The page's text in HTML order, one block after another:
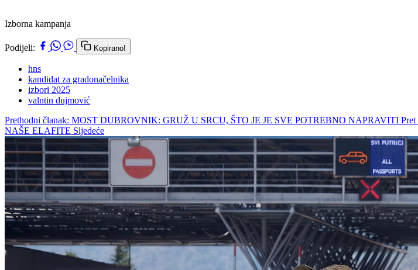
Izborna kampanja
Podijeli: Kopirano!
hns
kandidat za gradonačelnika
izbori 2025
valntin dujmović
Prethodni članak: MOST DUBROVNIK: GRUŽ U SRCU, ŠTO JE JE SVE POTREBNO NAPRAVITI Pret
NAŠE ELAFITE Sljedeće